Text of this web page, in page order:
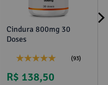
Cindura 800mg 30
Doses
(93)
R$ 138,50